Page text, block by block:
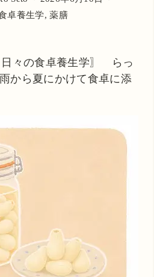
卓養生学,薬膳
日々の食卓養生学〗 らっ
から夏にかけて食卓に添